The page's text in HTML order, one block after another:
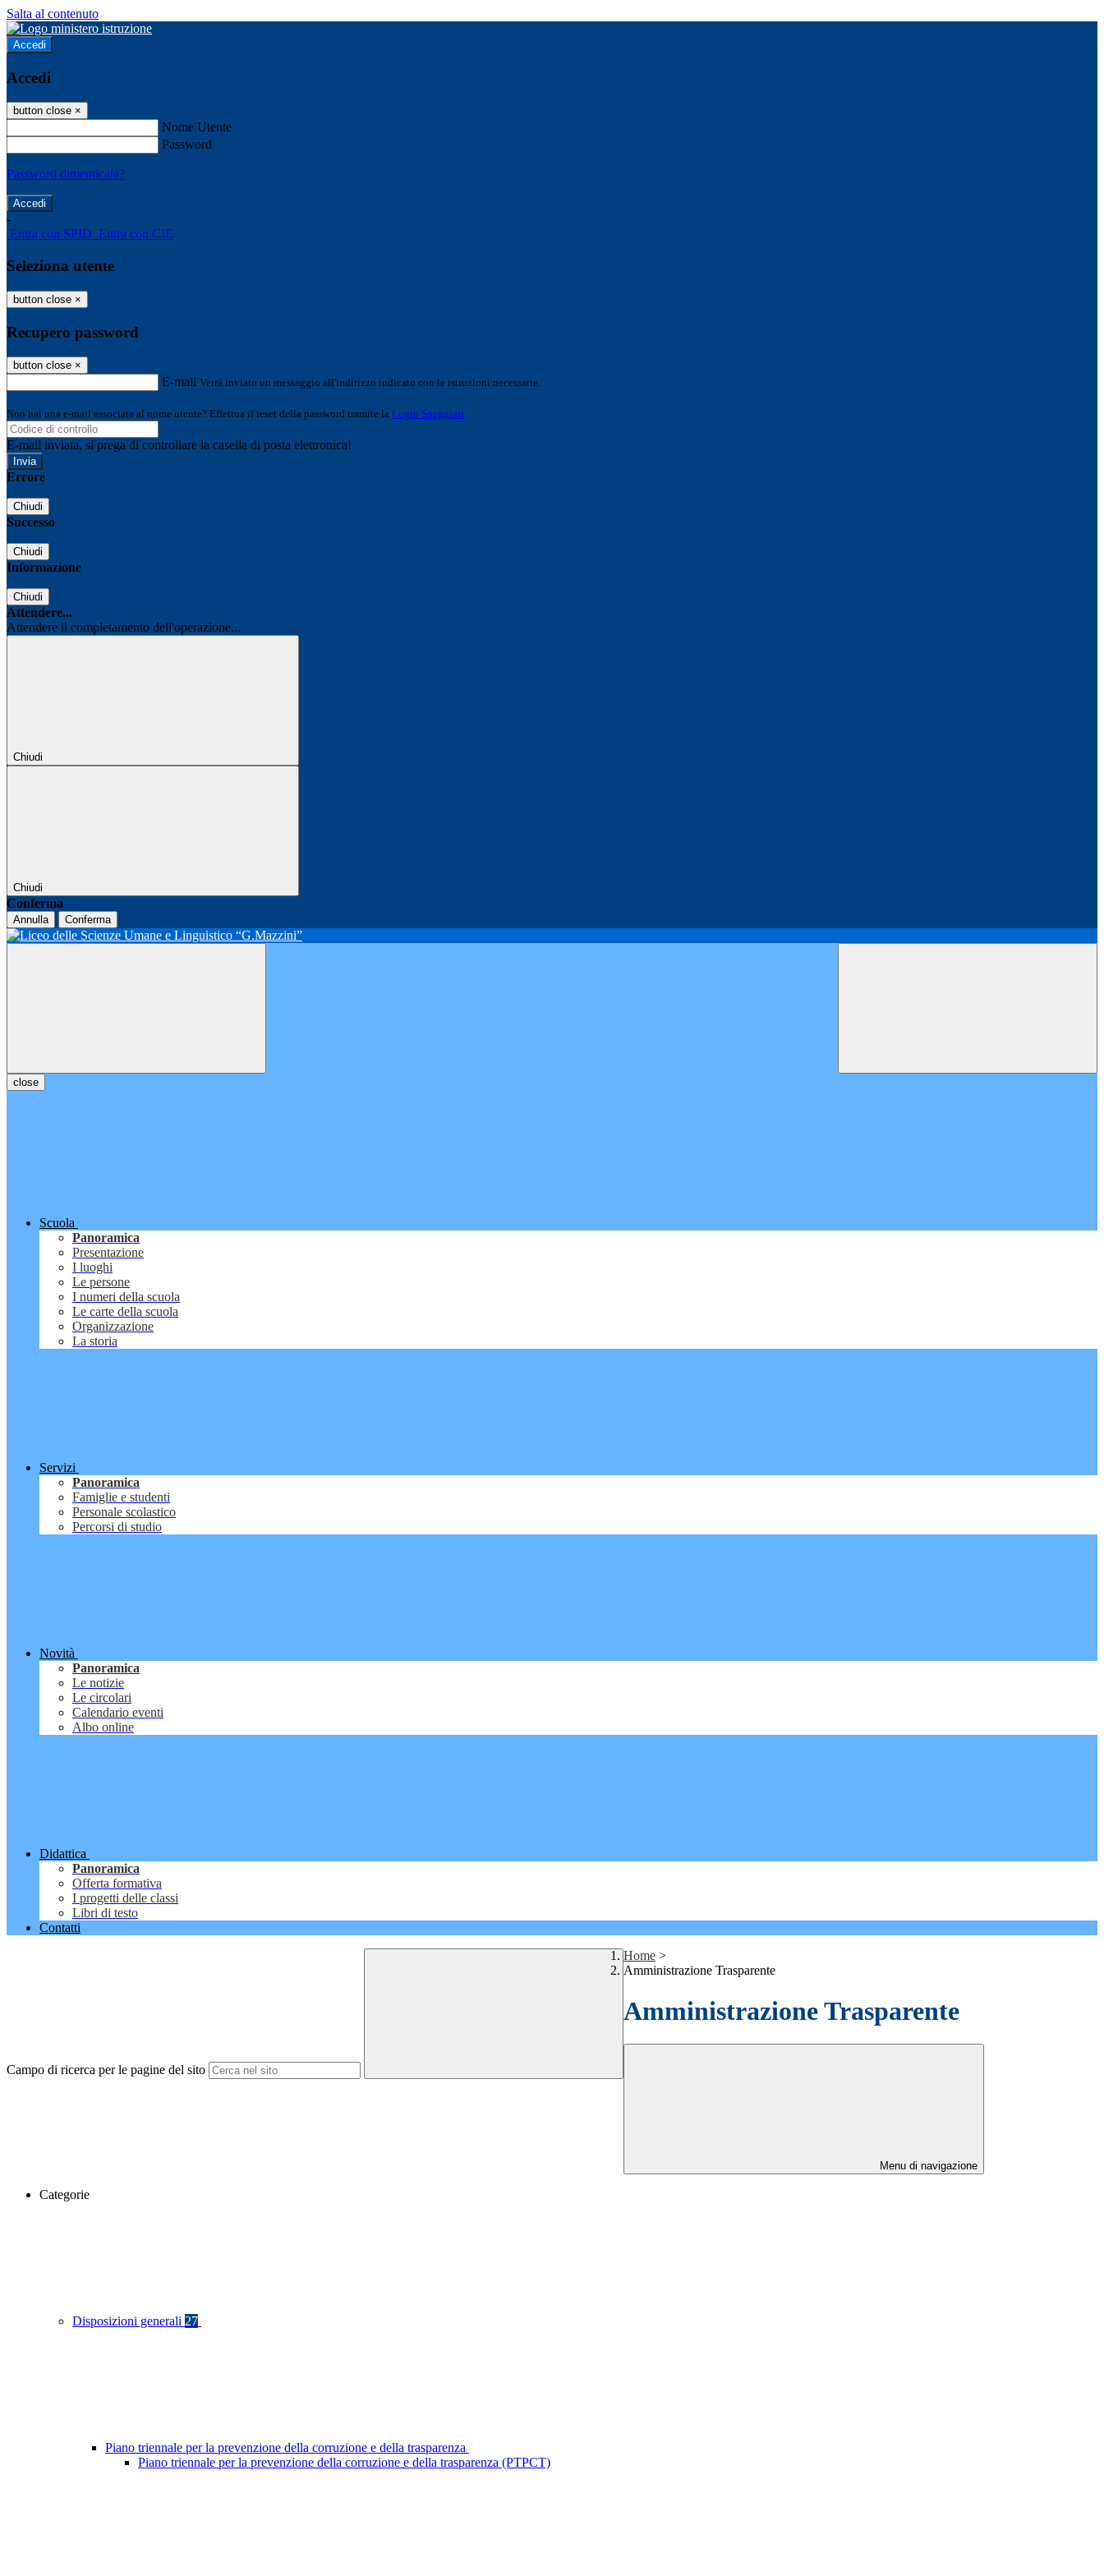
Salta al contenuto
Accedi
Accedi
button close ×
Nome Utente
Password
Password dimenticata?
-
Entra con SPID Entra con CIE
Seleziona utente
button close ×
Recupero password
button close ×
E-mail Verrà inviato un messaggio all'indirizzo indicato con le istruzioni necessarie.
Non hai una e-mail associata al nome utente? Effettua il reset della password tramite la Login Spaggiari
E-mail inviata, si prega di controllare la casella di posta elettronica!
Errore
Chiudi
Successo
Chiudi
Informazione
Chiudi
Attendere...
Attendere il completamento dell'operazione...
Chiudi
Chiudi
Conferma
Annulla Conferma
close
Scuola
Panoramica
Presentazione
I luoghi
Le persone
I numeri della scuola
Le carte della scuola
Organizzazione
La storia
Servizi
Panoramica
Famiglie e studenti
Personale scolastico
Percorsi di studio
Novità
Panoramica
Le notizie
Le circolari
Calendario eventi
Albo online
Didattica
Panoramica
Offerta formativa
I progetti delle classi
Libri di testo
Contatti
Campo di ricerca per le pagine del sito
Home >
Amministrazione Trasparente
Amministrazione Trasparente
Menu di navigazione
Categorie
Disposizioni generali 27
Piano triennale per la prevenzione della corruzione e della trasparenza
Piano triennale per la prevenzione della corruzione e della trasparenza (PTPCT)